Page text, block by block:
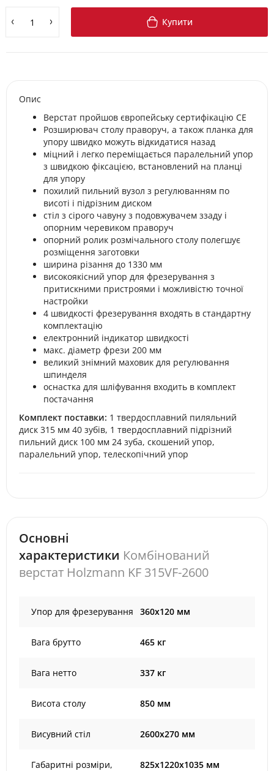
Купити
Опис
Верстат пройшов європейську сертифікацію СЕ
Розширювач столу праворуч, а також планка для
упору швидко можуть відкидатися назад
міцний і легко переміщається паралельний упор
з швидкою фіксацією, встановлений на планці
для упору
похилий пильний вузол з регулюванням по
висоті і підрізним диском
стіл з сірого чавуну з подовжувачем ззаду і
опорним черевиком праворуч
опорний ролик розмічального столу полегшує
розміщення заготовки
ширина різання до 1330 мм
високоякісний упор для фрезерування з
притискними пристроями і можливістю точної
настройки
4 швидкості фрезерування входять в стандартну
комплектацію
електронний індикатор швидкості
макс. діаметр фрези 200 мм
великий знімний маховик для регулювання
шпинделя
оснастка для шліфування входить в комплект
постачання
Комплект поставки: 1 твердосплавний пиляльний
диск 315 мм 40 зубів, 1 твердосплавний підрізний
пильний диск 100 мм 24 зуба, скошений упор,
паралельний упор, телескопічний упор
Основні
характеристики Комбінований
верстат Holzmann KF 315VF-2600
Упор для фрезерування 360x120 мм
Вага брутто 465 кг
Вага нетто 337 кг
Висота столу 850 мм
Висувний стіл 2600x270 мм
Габаритні розміри, 825х1220х1035 мм